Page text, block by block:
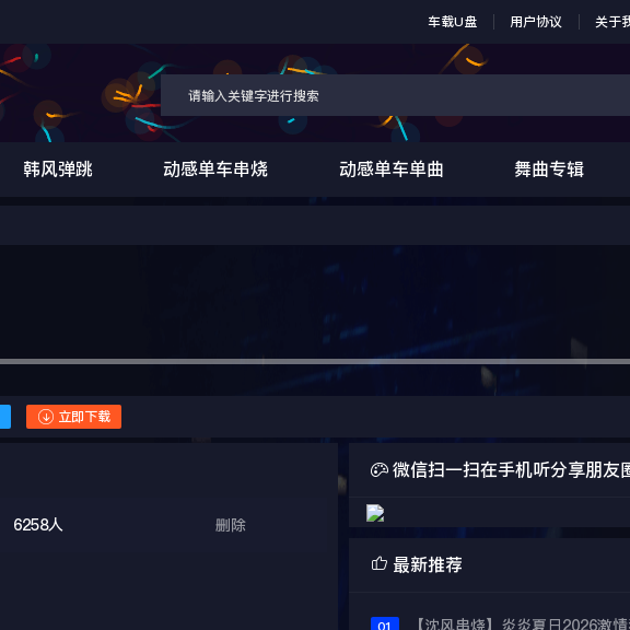
车载U盘 用户协议 关于
韩风弹跳 动感单车串烧 动感单车单曲 舞曲专辑
 立即下载
6258人 删除
微信扫一扫在手机听分享朋友
 最新推荐